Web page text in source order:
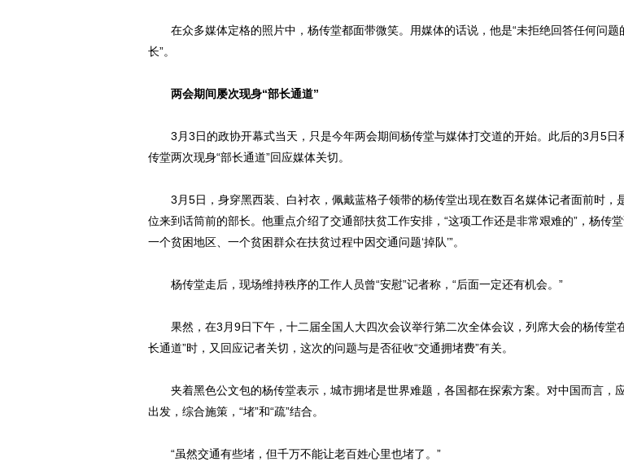
在众多媒体定格的照片中，杨传堂都面带微笑。用媒体的话说，他是“未拒绝回答任何问题
长”。
两会期间屡次现身“部长通道”
3月3日的政协开幕式当天，只是今年两会期间杨传堂与媒体打交道的开始。此后的3月5日
传堂两次现身“部长通道”回应媒体关切。
3月5日，身穿黑西装、白衬衣，佩戴蓝格子领带的杨传堂出现在数百名媒体记者面前时，
位来到话筒前的部长。他重点介绍了交通部扶贫工作安排，“这项工作还是非常艰难的”，杨传堂
一个贫困地区、一个贫困群众在扶贫过程中因交通问题‘掉队’”。
杨传堂走后，现场维持秩序的工作人员曾“安慰”记者称，“后面一定还有机会。”
果然，在3月9日下午，十二届全国人大四次会议举行第二次全体会议，列席大会的杨传堂
长通道”时，又回应记者关切，这次的问题与是否征收“交通拥堵费”有关。
夹着黑色公文包的杨传堂表示，城市拥堵是世界难题，各国都在探索方案。对中国而言，
出发，综合施策，“堵”和“疏”结合。
“虽然交通有些堵，但千万不能让老百姓心里也堵了。”